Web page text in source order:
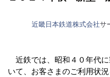
近畿日本鉄道株式会社サ
近鉄では、昭和４０年代
いて、お客さまのご利用状